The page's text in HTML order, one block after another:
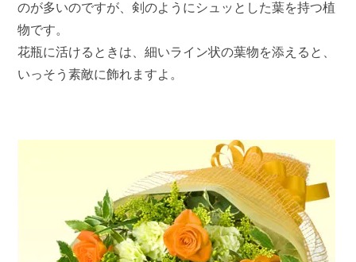
のが多いのですが、剣のようにシュッとした葉を持つ植
物です。
花瓶に活けるときは、細いライン状の葉物を添えると、
いっそう素敵に飾れますよ。